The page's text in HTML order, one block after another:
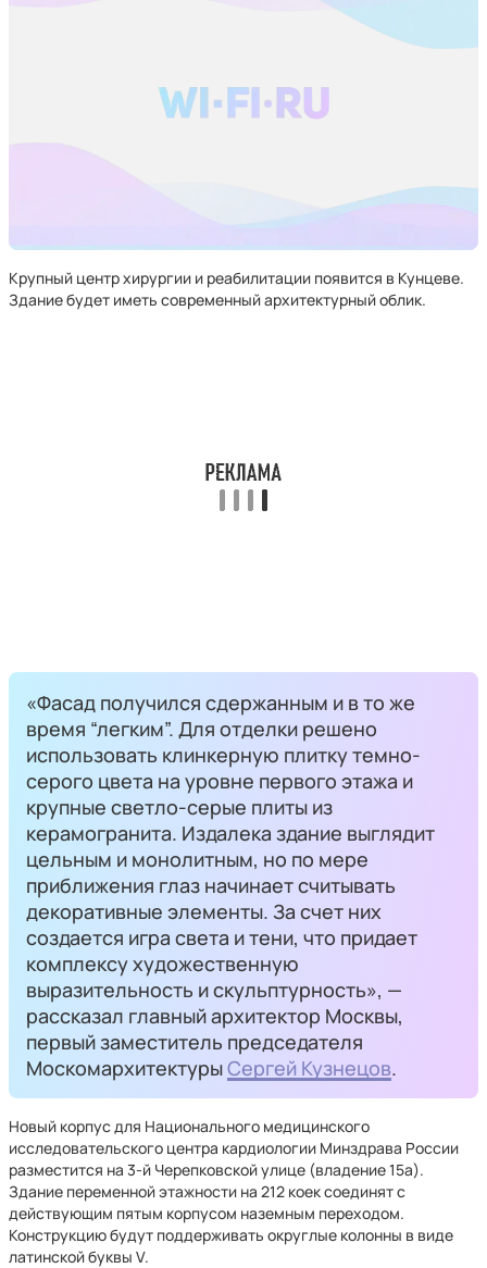
Крупный центр хирургии и реабилитации появится в Кунцеве.
Здание будет иметь современный архитектурный облик.
«Фасад получился сдержанным и в то же
время “легким”. Для отделки решено
использовать клинкерную плитку темно-
серого цвета на уровне первого этажа и
крупные светло-серые плиты из
керамогранита. Издалека здание выглядит
цельным и монолитным, но по мере
приближения глаз начинает считывать
декоративные элементы. За счет них
создается игра света и тени, что придает
комплексу художественную
выразительность и скульптурность», —
рассказал главный архитектор Москвы,
первый заместитель председателя
МоскомархитектурыСергей Кузнецов.
Новый корпус для Национального медицинского
исследовательского центра кардиологии Минздрава России
разместится на 3-й Черепковской улице (владение 15а).
Здание переменной этажности на 212 коек соединят с
действующим пятым корпусом наземным переходом.
Конструкцию будут поддерживать округлые колонны в виде
латинской буквы V.